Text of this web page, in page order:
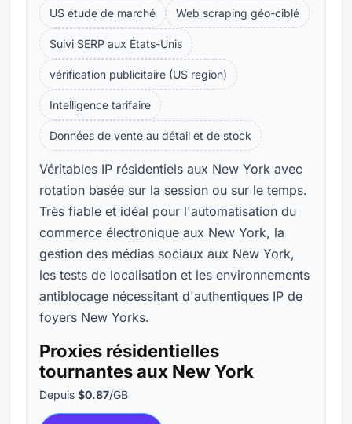
US étude de marché Web scraping géo-ciblé
Suivi SERP aux États-Unis
vérification publicitaire (US region)
Intelligence tarifaire
Données de vente au détail et de stock
Véritables IP résidentiels aux New York avec
rotation basée sur la session ou sur le temps.
Très fiable et idéal pour l'automatisation du
commerce électronique aux New York, la
gestion des médias sociaux aux New York,
les tests de localisation et les environnements
antiblocage nécessitant d'authentiques IP de
foyers New Yorks.
Proxies résidentielles
tournantes aux New York
Depuis $0.87/GB